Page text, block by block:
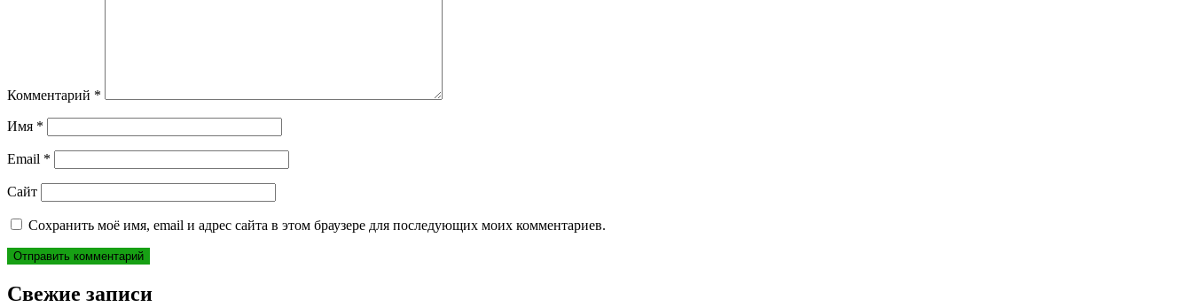
Комментарий *
Имя *
Email *
Сайт
Сохранить моё имя, email и адрес сайта в этом браузере для последующих моих комментариев.
Свежие записи